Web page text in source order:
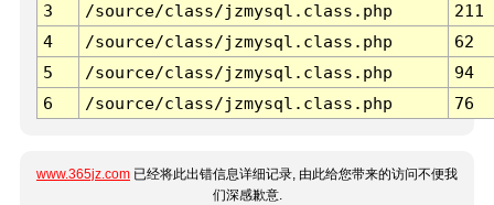
3 /source/class/jzmysql.class.php
211
4
/source/class/jzmysql.class.php
62
5
/source/class/jzmysql.class.php
94
6
/source/class/jzmysql.class.php 76
www.365jz.com 已经将此出错信息详细记录, 由此给您带来的访问不便我
们深感歉意.